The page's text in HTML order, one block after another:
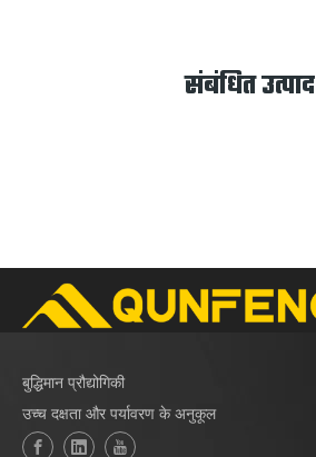
संबंधित उत्पाद
बुद्धिमान प्रौद्योगिकी
उच्च दक्षता और पर्यावरण के अनुकूल